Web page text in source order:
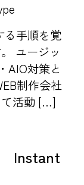
る手順を覚
ユージッ
AIO対策と
制作会社
て活動 […]
Instant